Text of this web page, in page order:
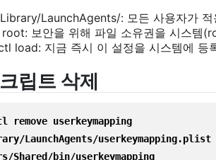
LaunchAgents/: 모든 사용자가 적
보안을 위해 파일 소유권을 시스템
load: 지금 즉시 이 설정을 시스템에 등
립트 삭제
remove userkeymapping
LaunchAgents/userkeymapping.plist
Shared/bin/userkeymapping